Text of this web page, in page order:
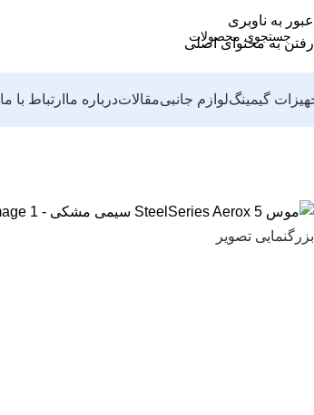
عبور به ناوبری
رفتن به محتوای اصلی
گیمینگلوازم جانبیمقالاتدرباره ما ارتباط با ما
بزرگنمایی تصویر